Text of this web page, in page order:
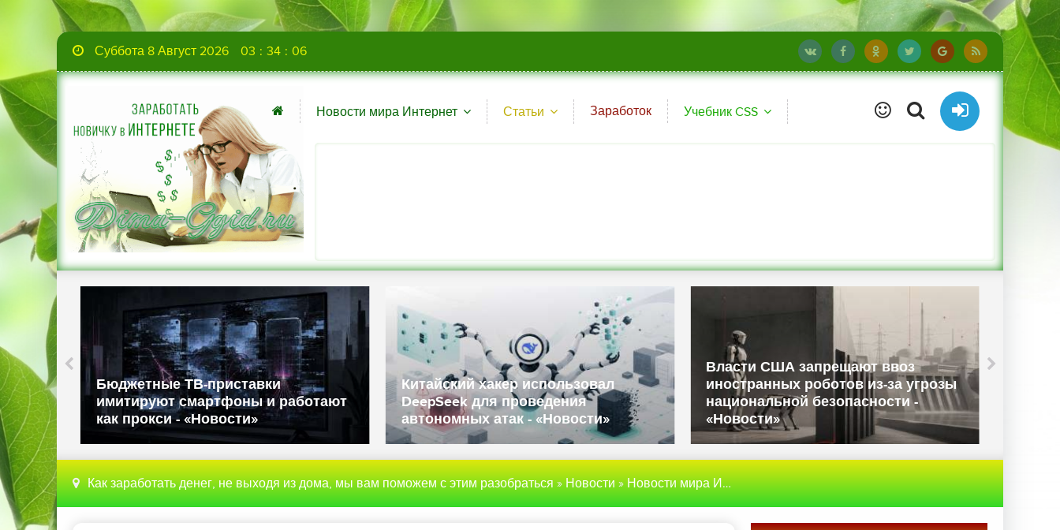
Суббота 8 Август 2026 03 : 34 : 07
Новости мира Интернет Статьи Заработок Учебник CSS
в
Бюджетные ТВ-приставки
имитируют смартфоны и работают
как прокси - «Новости»
Китайский хакер использовал
DeepSeek для проведения
автономных атак - «Новости»
Власти США запрещают ввоз
иностранных роботов из-за угрозы
национальной безопасности -
«Новости»
Как заработать денег, не выходя из дома, мы вам поможем с этим разобраться»Новости»Новости мира Интернет » Пользователям Windows принудительно